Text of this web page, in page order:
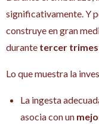
significativamente. Y
construye en gran
durante tercer
Lo que muestra la
La ingesta
asocia con un